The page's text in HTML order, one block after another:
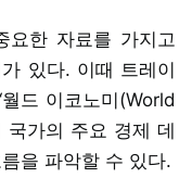
요한 자료를 가지고
있다. 이때 트레이
드 이코노미(World
국가의 주요 경제 데
을 파악할 수 있다.